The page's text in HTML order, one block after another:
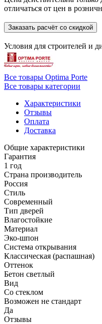
отличаться от цен в
Заказать расчёт со скидкой
Условия для строителей и
Все товары Optima Porte
Все товары категории
Характеристики
Отзывы
Оплата
Доставка
Общие характеристики
Гарантия
1 год
Страна производитель
Россия
Стиль
Современный
Тип дверей
Влагостойкие
Материал
Эко-шпон
Система открывания
Классическая (распашная)
Оттенок
Бетон светлый
Вид
Со стеклом
Возможен не стандарт
Да
Отзывы